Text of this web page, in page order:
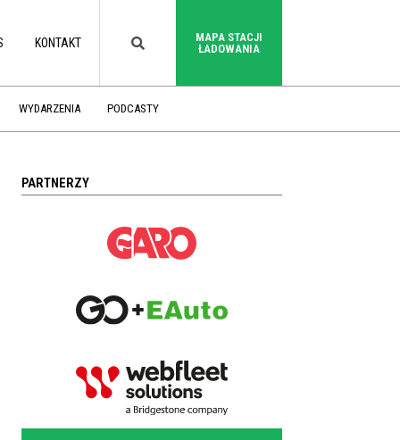
KONTAKT
MAPA STACJI
ŁADOWANIA
WYDARZENIA PODCASTY
PARTNERZY